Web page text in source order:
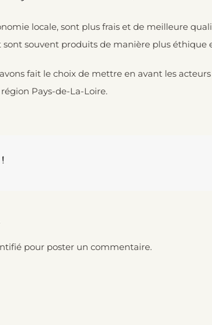
locale, sont plus frais et de meilleure
sont souvent produits de manière plus éthique
fait le choix de mettre en avant les
région Pays-de-La-Loire.
!
pour poster un commentaire.